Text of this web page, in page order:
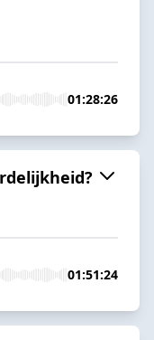
01:28:26
01:51:24